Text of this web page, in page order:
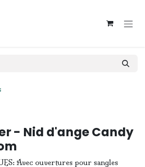
Plus de stock
- Nid d'ange Candy
Avec ouvertures pour sangles